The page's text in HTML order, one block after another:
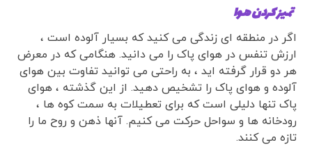
تمیز کردن هوا
اگر در منطقه ای زندگی می کنید که بسیار آلوده است ،
ارزش تنفس در هوای پاک را می دانید. هنگامی که در معرض
هر دو قرار گرفته اید ، به راحتی می توانید تفاوت بین هوای
آلوده و هوای پاک را تشخیص دهید. از این گذشته ، هوای
پاک تنها دلیلی است که برای تعطیلات به سمت کوه ها ،
رودخانه ها و سواحل حرکت می کنیم. آنها ذهن و روح ما را
تازه می کنند.